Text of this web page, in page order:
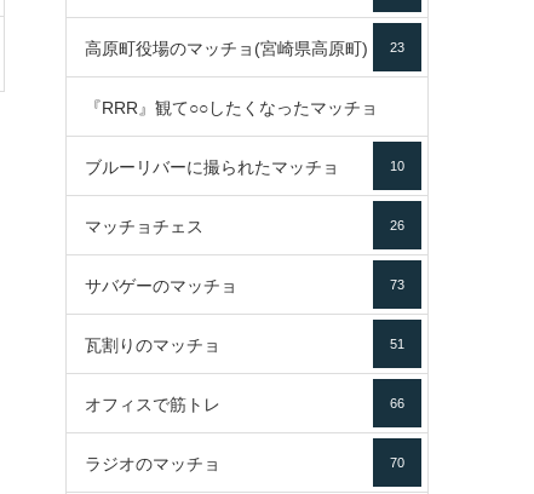
高原町役場のマッチョ(宮崎県高原町) 23
『RRR』観て○○したくなったマッチョ
16
ブルーリバーに撮られたマッチョ 10
マッチョチェス 26
サバゲーのマッチョ 73
瓦割りのマッチョ 51
オフィスで筋トレ 66
ラジオのマッチョ 70